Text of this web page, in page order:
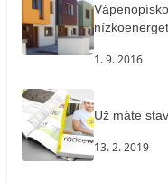
1. 9. 2016
Už máte
13. 2. 2019